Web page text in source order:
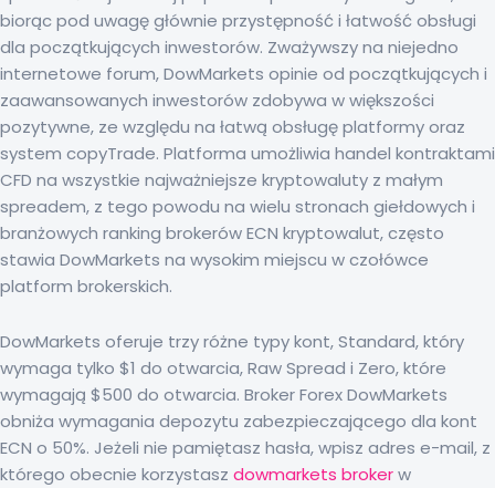
biorąc pod uwagę głównie przystępność i łatwość obsługi
dla początkujących inwestorów. Zważywszy na niejedno
internetowe forum, DowMarkets opinie od początkujących i
zaawansowanych inwestorów zdobywa w większości
pozytywne, ze względu na łatwą obsługę platformy oraz
system copyTrade. Platforma umożliwia handel kontraktami
CFD na wszystkie najważniejsze kryptowaluty z małym
spreadem, z tego powodu na wielu stronach giełdowych i
branżowych ranking brokerów ECN kryptowalut, często
stawia DowMarkets na wysokim miejscu w czołówce
platform brokerskich.
DowMarkets oferuje trzy różne typy kont, Standard, który
wymaga tylko $1 do otwarcia, Raw Spread i Zero, które
wymagają $500 do otwarcia. Broker Forex DowMarkets
obniża wymagania depozytu zabezpieczającego dla kont
ECN o 50%. Jeżeli nie pamiętasz hasła, wpisz adres e-mail, z
którego obecnie korzystasz dowmarkets brokerw